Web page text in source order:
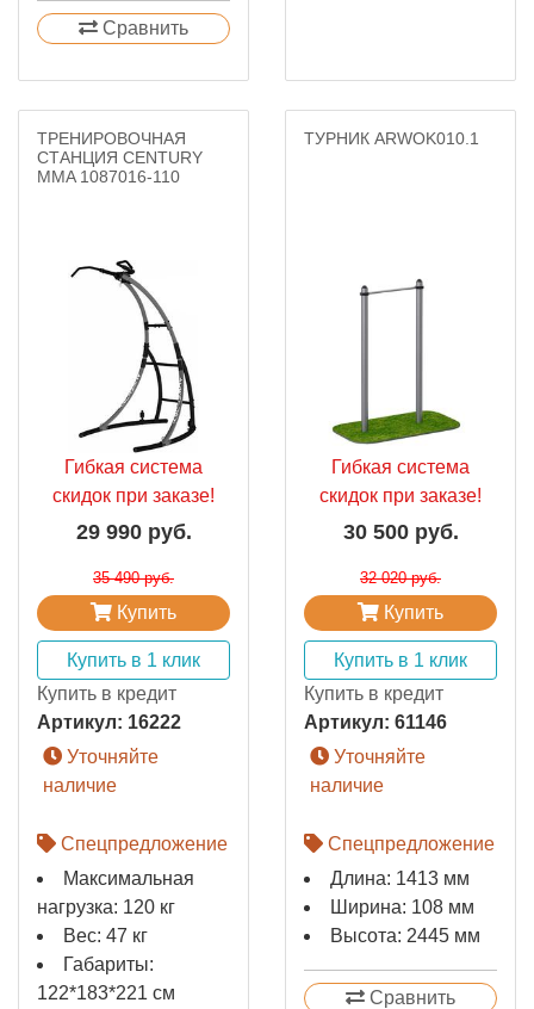
Сравнить
ТРЕНИРОВОЧНАЯ
СТАНЦИЯ CENTURY
MMA 1087016-110
Гибкая система
скидок при заказе!
29 990 руб.
35 490 руб.
Купить
Купить в 1 клик
Купить в кредит
Артикул: 16222
Уточняйте
наличие
Спецпредложение
Максимальная
нагрузка: 120 кг
Вес: 47 кг
Габариты:
122*183*221 см
ТУРНИК ARWOK010.1
Гибкая система
скидок при заказе!
30 500 руб.
32 020 руб.
Купить
Купить в 1 клик
Купить в кредит
Артикул: 61146
Уточняйте
наличие
Спецпредложение
Длина: 1413 мм
Ширина: 108 мм
Высота: 2445 мм
Сравнить